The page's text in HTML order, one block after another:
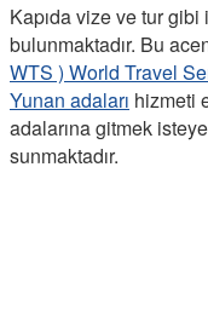
Kapıda vize ve tur
bulunmaktadır. Bu
WTS ) World Travel
Yunan adaları hizmeti
adalarına gitmek
sunmaktadır.